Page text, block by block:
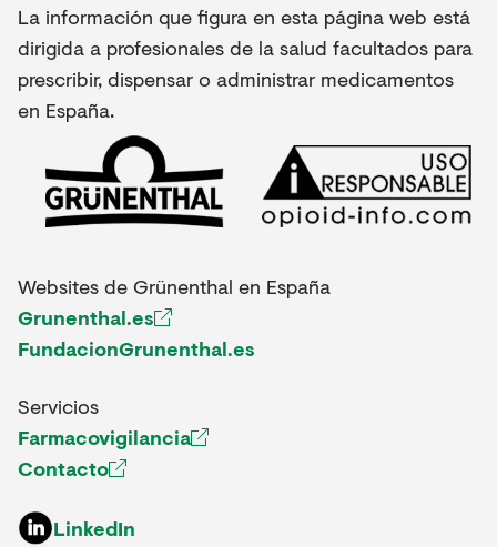
La información que figura en esta página web está
dirigida a profesionales de la salud facultados para
prescribir, dispensar o administrar medicamentos
en España.
Websites de Grünenthal en España
Grunenthal.es
FundacionGrunenthal.es
Servicios
Farmacovigilancia
Contacto
LinkedIn